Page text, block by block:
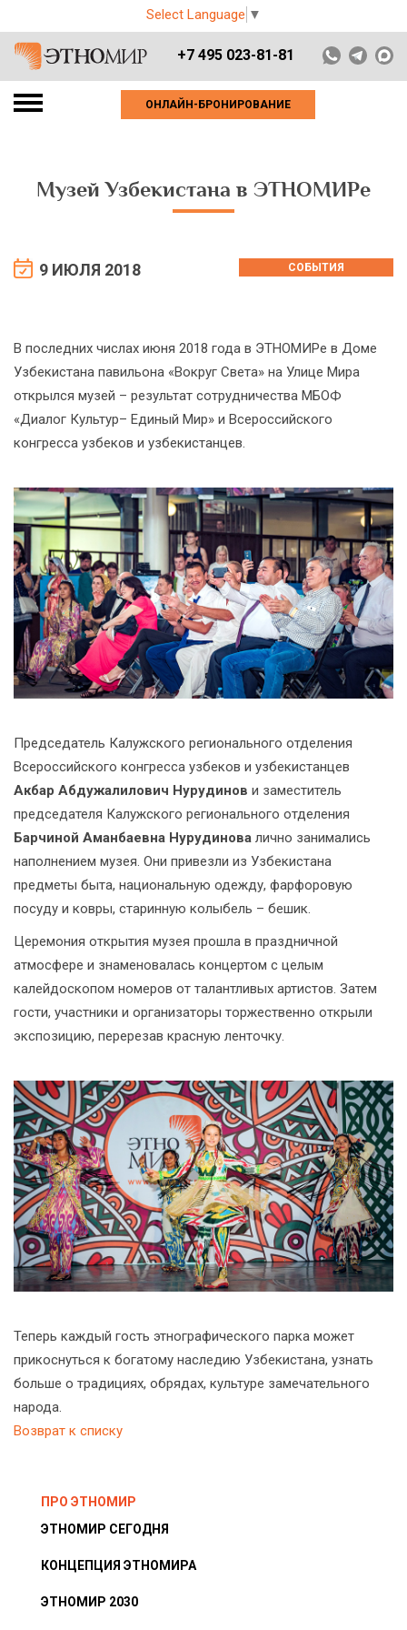
Select Language ▼
+7 495 023-81-81
ОНЛАЙН-БРОНИРОВАНИЕ
Музей Узбекистана в ЭТНОМИРе
9 ИЮЛЯ 2018 СОБЫТИЯ
В последних числах июня 2018 года в ЭТНОМИРе в Доме
Узбекистана павильона «Вокруг Света» на Улице Мира
открылся музей – результат сотрудничества МБОФ
«Диалог Культур– Единый Мир» и Всероссийского
конгресса узбеков и узбекистанцев.
Председатель Калужского регионального отделения
Всероссийского конгресса узбеков и узбекистанцев
Акбар Абдужалилович Нурудинов и заместитель
председателя Калужского регионального отделения
Барчиной Аманбаевна Нурудинова лично занимались
наполнением музея. Они привезли из Узбекистана
предметы быта, национальную одежду, фарфоровую
посуду и ковры, старинную колыбель – бешик.
Церемония открытия музея прошла в праздничной
атмосфере и знаменовалась концертом с целым
калейдоскопом номеров от талантливых артистов. Затем
гости, участники и организаторы торжественно открыли
экспозицию, перерезав красную ленточку.
Теперь каждый гость этнографического парка может
прикоснуться к богатому наследию Узбекистана, узнать
больше о традициях, обрядах, культуре замечательного
народа.
Возврат к списку
ПРО ЭТНОМИР
ЭТНОМИР СЕГОДНЯ
КОНЦЕПЦИЯ ЭТНОМИРА
ЭТНОМИР 2030